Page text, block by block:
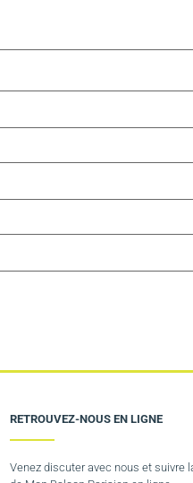
RETROUVEZ-NOUS EN LIGNE
Venez discuter avec nous et suivre